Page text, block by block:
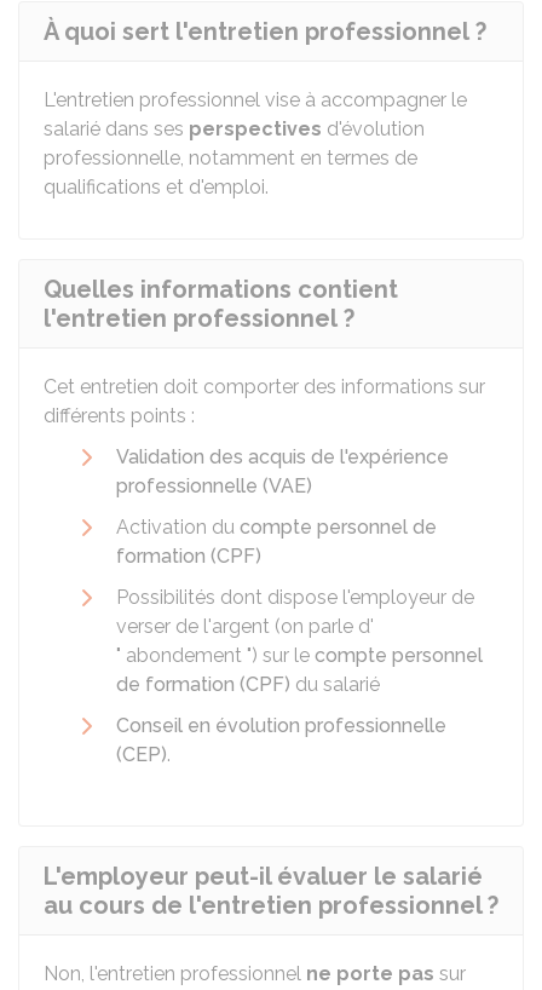
À quoi sert l'entretien professionnel ?
L'entretien professionnel vise à accompagner le
salarié dans ses perspectives d'évolution
professionnelle, notamment en termes de
qualifications et d'emploi.
Quelles informations contient
l'entretien professionnel ?
Cet entretien doit comporter des informations sur
différents points :
Validation des acquis de l'expérience
professionnelle (VAE)
Activation du compte personnel de
formation (CPF)
Possibilités dont dispose l'employeur de
verser de l'argent (on parle d'
" abondement ") sur le compte personnel
de formation (CPF) du salarié
Conseil en évolution professionnelle
(CEP).
L'employeur peut-il évaluer le salarié
au cours de l'entretien professionnel ?
Non, l'entretien professionnel ne porte pas sur